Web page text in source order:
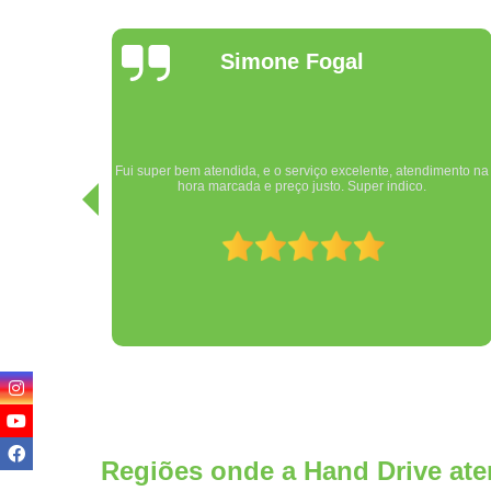
Mayky
Campelo
atencioso e profissional. Sem contar a humildade e
cordialidade! Muito obrigado, estou muito satisfeito com o
Regiões onde a Hand Drive